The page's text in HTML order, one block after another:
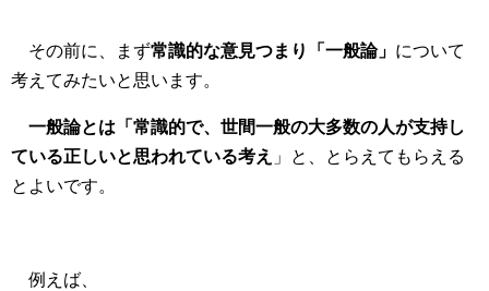
その前に、まず常識的な意見つまり「一般論」 について
考えてみたいと思います。
一般論とは「常識的で、世間一般の大多数の人が支持し
ている正しいと思われている考え 」と、とらえてもらえる
とよいです。
例えば、